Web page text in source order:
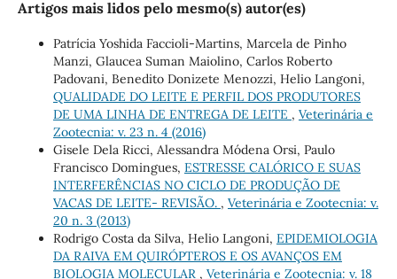
Artigos mais lidos pelo mesmo(s) autor(es)
Patrícia Yoshida Faccioli-Martins, Marcela de Pinho
Manzi, Glaucea Suman Maiolino, Carlos Roberto
Padovani, Benedito Donizete Menozzi, Helio Langoni,
QUALIDADE DO LEITE E PERFIL DOS PRODUTORES
DE UMA LINHA DE ENTREGA DE LEITE , Veterinária e
Zootecnia: v. 23 n. 4 (2016)
Gisele Dela Ricci, Alessandra Módena Orsi, Paulo
Francisco Domingues, ESTRESSE CALÓRICO E SUAS
INTERFERÊNCIAS NO CICLO DE PRODUÇÃO DE
VACAS DE LEITE- REVISÃO. , Veterinária e Zootecnia: v.
20 n. 3 (2013)
Rodrigo Costa da Silva, Helio Langoni, EPIDEMIOLOGIA
DA RAIVA EM QUIRÓPTEROS E OS AVANÇOS EM
BIOLOGIA MOLECULAR , Veterinária e Zootecnia: v. 18